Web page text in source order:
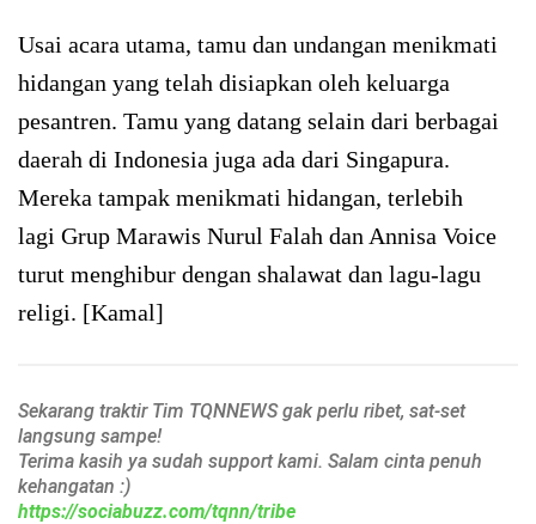
Usai acara utama, tamu dan undangan menikmati
hidangan yang telah disiapkan oleh keluarga
pesantren. Tamu yang datang selain dari berbagai
daerah di Indonesia juga ada dari Singapura.
Mereka tampak menikmati hidangan, terlebih
lagi Grup Marawis Nurul Falah dan Annisa Voice
turut menghibur dengan shalawat dan lagu-lagu
religi. [Kamal]
Sekarang traktir Tim TQNNEWS gak perlu ribet, sat-set
langsung sampe!
Terima kasih ya sudah support kami. Salam cinta penuh
kehangatan :)
https://sociabuzz.com/tqnn/tribe